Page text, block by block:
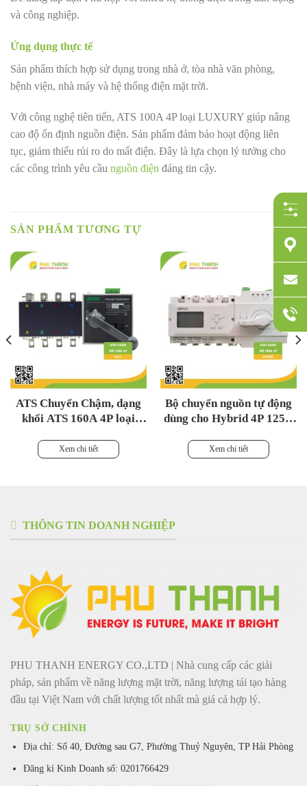
và công nghiệp.
Ứng dụng thực tế
Sản phẩm thích hợp sử dụng trong nhà ở, tòa nhà văn phòng,
bệnh viện, nhà máy và hệ thống điện mặt trời.
Với công nghệ tiên tiến, ATS 100A 4P loại LUXURY giúp nâng
cao độ ổn định nguồn điện. Sản phẩm đảm bảo hoạt động liên
tục, giảm thiểu rủi ro do mất điện. Đây là lựa chọn lý tưởng cho
các công trình yêu cầu nguồn điện đáng tin cậy.
SẢN PHẨM TƯƠNG TỰ
ATS Chuyển Chậm, dạng
khối ATS 160A 4P loại
Xem chi tiết
Bộ chuyển nguồn tự động
dùng cho Hybrid 4P 125A
Xem chi tiết
THÔNG TIN DOANH NGHIỆP
PHU THANH ENERGY CO.,LTD | Nhà cung cấp các giải
pháp, sản phẩm về năng lượng mặt trời, năng lượng tái tạo hàng
đầu tại Việt Nam với chất lượng tốt nhất mà giá cả hợp lý.
TRỤ SỞ CHÍNH
Địa chỉ: Số 40, Đường sau G7, Phường Thuỷ Nguyên, TP Hải Phòng
Đăng kí Kinh Doanh số: 0201766429